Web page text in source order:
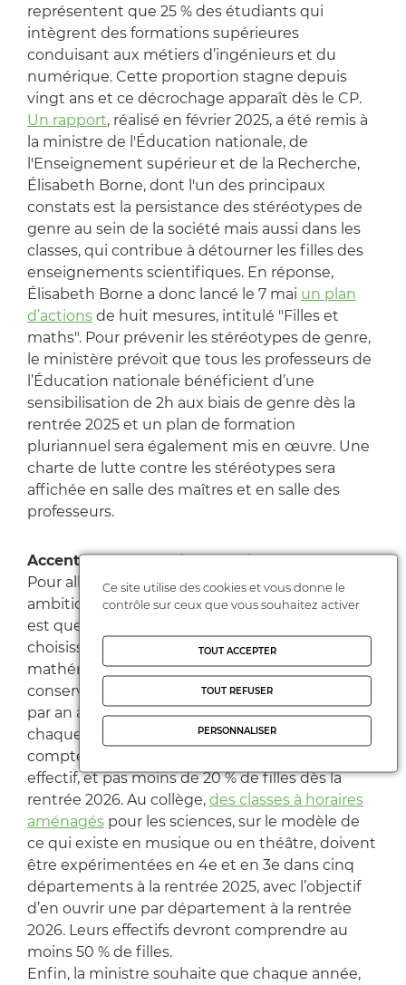
représentent que 25 % des étudiants qui
intègrent des formations supérieures
conduisant aux métiers d’ingénieurs et du
numérique. Cette proportion stagne depuis
vingt ans et ce décrochage apparaît dès le CP.
Un rapport, réalisé en février 2025, a été remis à
la ministre de l'Éducation nationale, de
l'Enseignement supérieur et de la Recherche,
Élisabeth Borne, dont l'un des principaux
constats est la persistance des stéréotypes de
genre au sein de la société mais aussi dans les
classes, qui contribue à détourner les filles des
enseignements scientifiques. En réponse,
Élisabeth Borne a donc lancé le 7 mai un plan
d’actions de huit mesures, intitulé "Filles et
maths". Pour prévenir les stéréotypes de genre,
le ministère prévoit que tous les professeurs de
l’Éducation nationale bénéficient d’une
sensibilisation de 2h aux biais de genre dès la
rentrée 2025 et un plan de formation
pluriannuel sera également mis en œuvre. Une
charte de lutte contre les stéréotypes sera
affichée en salle des maîtres et en salle des
professeurs.
Accentuer l’effet « rôles modèles »
Pour aller vers plus d'égalité, le plan affiche des
ambitions chiffrées. À l’échelle du pays, l'objectif
est que 30 000 filles de plus en 2030
choisissent l’enseignement de spécialité de
mathématiques en classe de première et le
conservent en terminale, soit 5 000 filles de plus
par an à compter de la rentrée 2025. En 2030,
chaque classe préparatoire scientifique devra
compter au moins 30 % de filles dans son
effectif, et pas moins de 20 % de filles dès la
rentrée 2026. Au collège, des classes à horaires
aménagés pour les sciences, sur le modèle de
ce qui existe en musique ou en théâtre, doivent
être expérimentées en 4e et en 3e dans cinq
départements à la rentrée 2025, avec l’objectif
d’en ouvrir une par département à la rentrée
2026. Leurs effectifs devront comprendre au
moins 50 % de filles.
Enfin, la ministre souhaite que chaque année,
Ce site utilise des cookies et vous donne le
contrôle sur ceux que vous souhaitez activer
TOUT ACCEPTER
TOUT REFUSER
PERSONNALISER